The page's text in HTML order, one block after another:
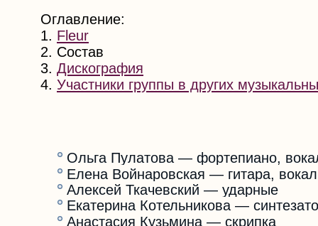
Оглавление:
1. Fleur
2. Состав
3. Дискография
4. Участники группы в других
Ольга Пулатова — фортепиано,
Елена Войнаровская — гитара,
Алексей Ткачевский — ударные
Екатерина Котельникова —
Анастасия Кузьмина — скрипка